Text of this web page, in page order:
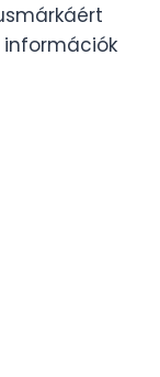
információk